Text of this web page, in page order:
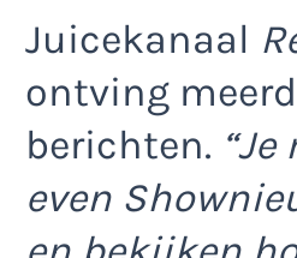
Juicekanaal
ontving
berichten.
even